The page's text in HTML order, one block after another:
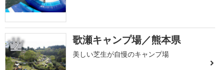
2 歌瀬キャンプ場／熊本県
美しい芝生が自慢のキャンプ場